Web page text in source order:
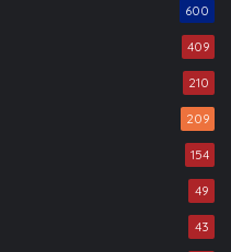
600
409
210
209
154
49
43